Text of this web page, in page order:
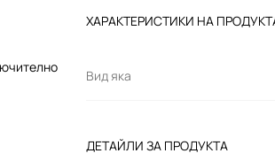
ХАРАКТЕРИСТИКИ НА
Вид яка
ДЕТАЙЛИ ЗА ПРОДУКТА